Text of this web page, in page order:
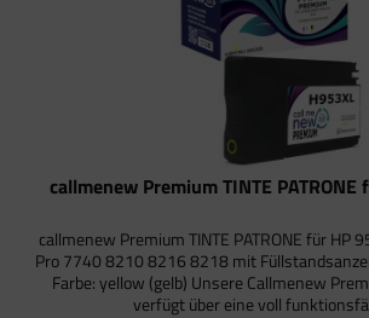
callmenew Premium TINTE PATRONE
callmenew Premium TINTE PATRONE für HP
Pro 7740 8210 8216 8218 mit
Farbe: yellow (gelb) Unsere Callmenew
verfügt über eine voll